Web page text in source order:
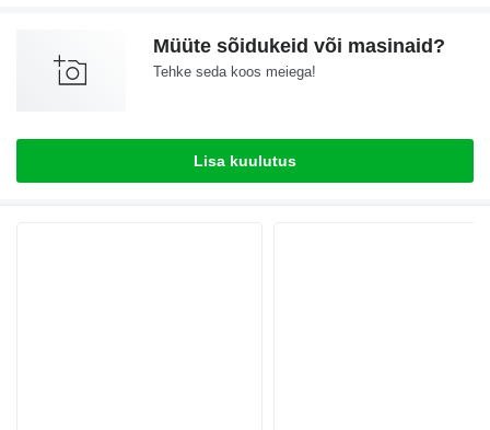
Müüte sõidukeid või masinaid?
Tehke seda koos meiega!
Lisa kuulutus